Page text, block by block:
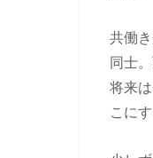
共働
同士
将来
こに